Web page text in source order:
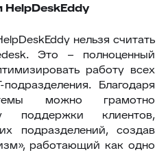
нельзя считать
Это – полноценный
работу всех
Благодаря
можно грамотно
поддержки клиентов,
подразделений, создав
работающий как одно